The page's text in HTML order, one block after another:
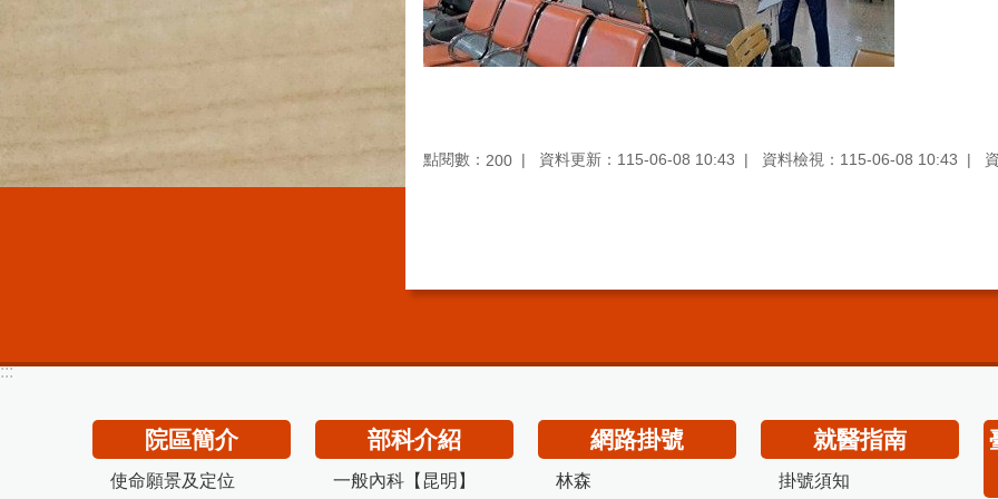
點閱數： 200 資料更新：115-06-08 10:43 資料檢視：115-06-08 10:43
:::
院區簡介
使命願景及定位
部科介紹
一般內科【昆明】
網路掛號
林森
就醫指南
掛號須知